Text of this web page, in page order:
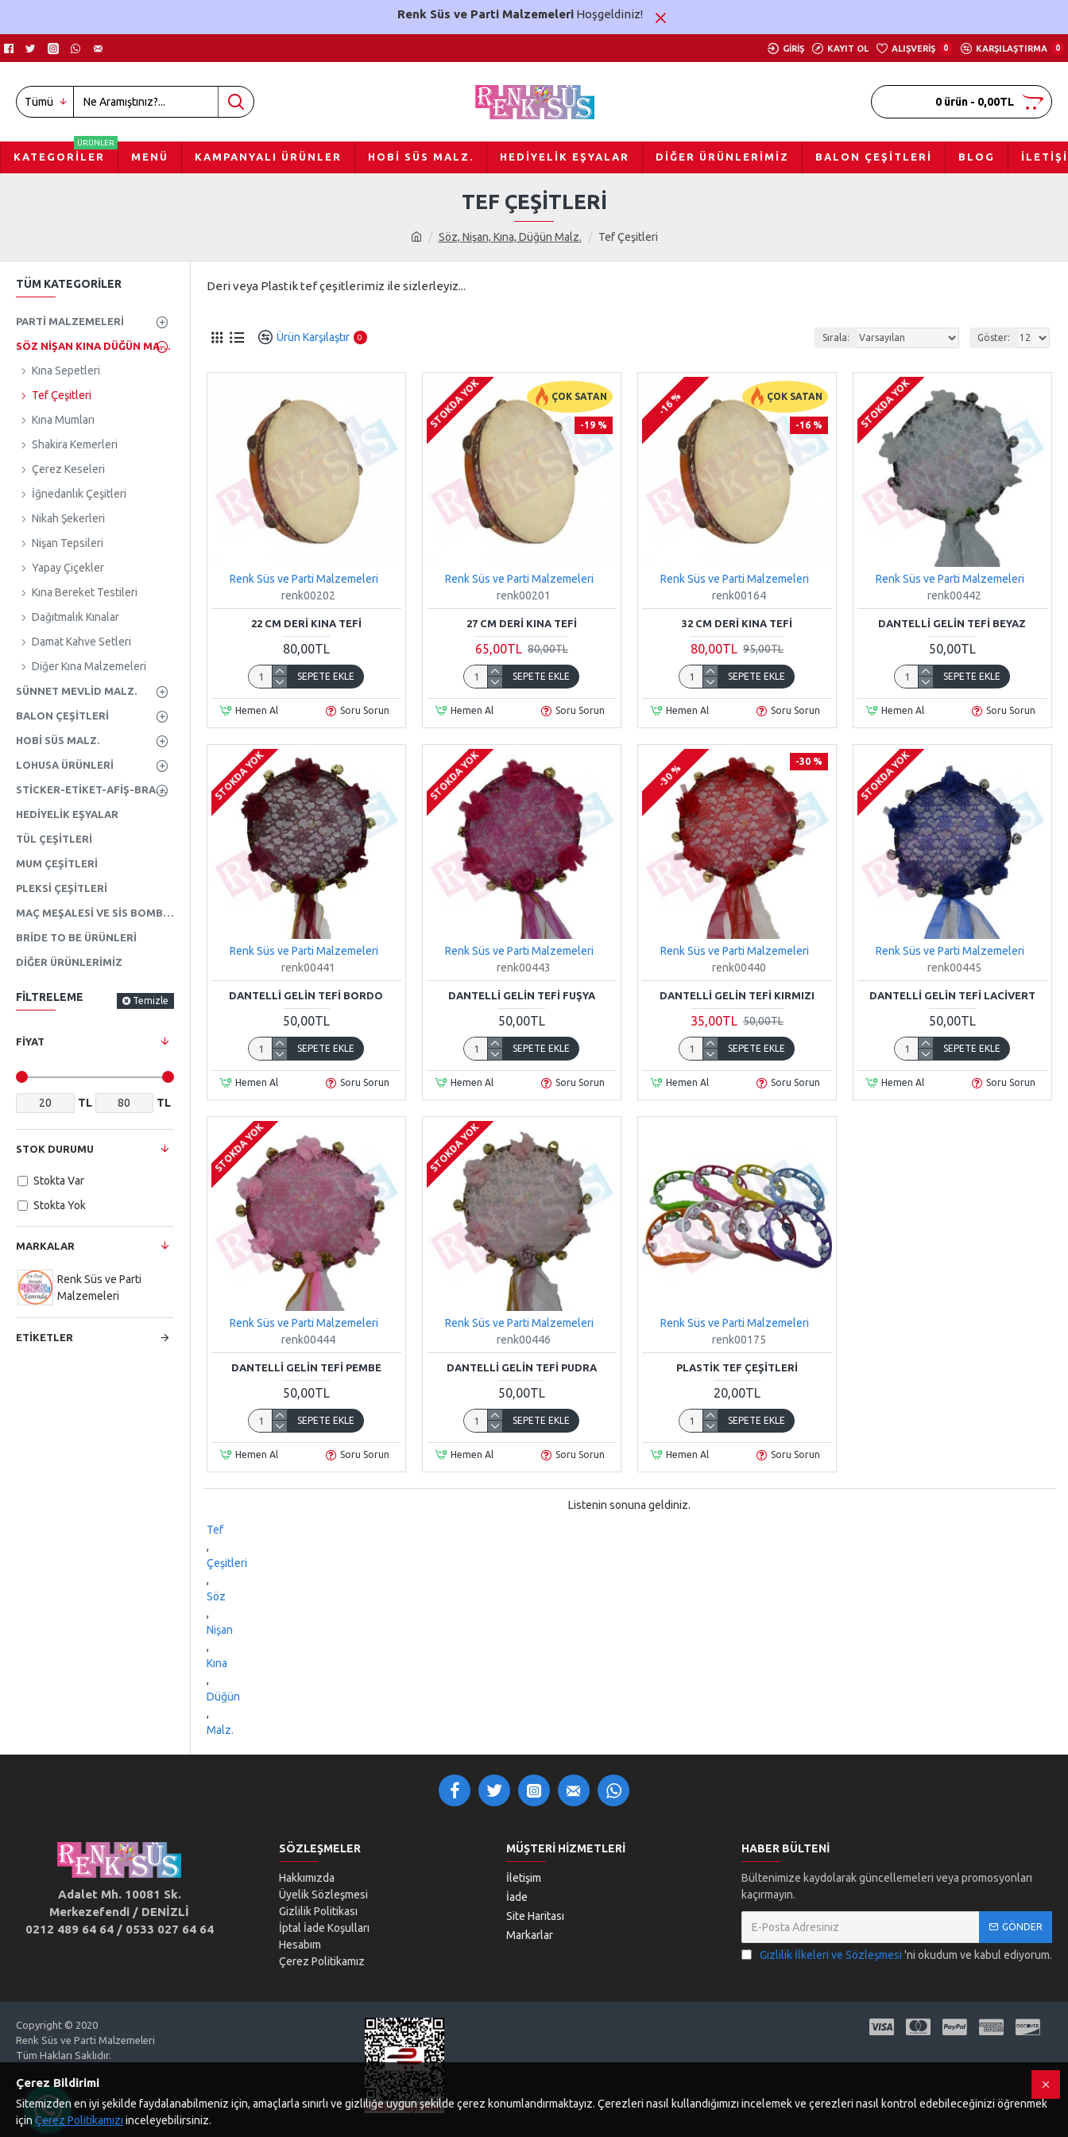
Renk Süs ve Parti MalzemeleriHoşgeldiniz!
GIRIŞ KAYIT OL ALIŞVERIŞ 0 KARŞILAŞTIRMA 0
Tümü 0 ürün - 0,00TL
KATEGORILER
ÜRÜNLER
MENÜ KAMPANYALI ÜRÜNLER HOBI SÜS MALZ. HEDIYELIK EŞYALAR DIĞER ÜRÜNLERIMIZ BALON ÇEŞITLERI BLOG
Söz, Nişan, Kına, Düğün Malz. Tef Çeşitleri
TEF ÇEŞITLERI
TÜM KATEGORILER
PARTI MALZEMELERI
SÖZ NIŞAN KINA DÜĞÜN MALZ.
Kına Sepetleri
Tef Çeşitleri
Kına Mumları
Shakira Kemerleri
Çerez Keseleri
İğnedanlık Çeşitleri
Nikah Şekerleri
Nişan Tepsileri
Yapay Çiçekler
Kına Bereket Testileri
Dağıtmalık Kınalar
Damat Kahve Setleri
Diğer Kına Malzemeleri
SÜNNET MEVLID MALZ.
BALON ÇEŞITLERI
HOBI SÜS MALZ.
LOHUSA ÜRÜNLERI
STICKER-ETIKET-AFIŞ-BRANDA
HEDIYELIK EŞYALAR
TÜL ÇEŞITLERI
MUM ÇEŞITLERI
PLEKSI ÇEŞITLERI
MAÇ MEŞALESI VE SIS BOMBASI
BRIDE TO BE ÜRÜNLERI
DIĞER ÜRÜNLERIMIZ
FILTRELEME Temizle
FIYAT
TL TL
MARKALAR
Renk Süs ve Parti
Malzemeleri
ETIKETLER
STOK DURUMU
Stokta Var
Stokta Yok
Deri veya Plastik tef çeşitlerimiz ile sizlerleyiz...
Ürün Karşılaştır 0 Sırala: Göster:
Renk Süs ve Parti Malzemeleri
renk00202
22 CM DERI KINA TEFI
80,00TL
SEPETE EKLE
Hemen Al Soru Sorun
ÇOK SATAN
-19 %
-19 %
-19 %
STOKDA YOK
Renk Süs ve Parti Malzemeleri
renk00201
27 CM DERI KINA TEFI
65,00TL 80,00TL
SEPETE EKLE
Hemen Al Soru Sorun
ÇOK SATAN
-16 %
-16 %
-16 %
Renk Süs ve Parti Malzemeleri
renk00164
32 CM DERI KINA TEFI
80,00TL 95,00TL
SEPETE EKLE
Hemen Al Soru Sorun
STOKDA YOK
Renk Süs ve Parti Malzemeleri
renk00442
DANTELLI GELIN TEFI BEYAZ
50,00TL
SEPETE EKLE
Hemen Al Soru Sorun
STOKDA YOK
Renk Süs ve Parti Malzemeleri
renk00441
DANTELLI GELIN TEFI BORDO
50,00TL
SEPETE EKLE
Hemen Al Soru Sorun
STOKDA YOK
Renk Süs ve Parti Malzemeleri
renk00443
DANTELLI GELIN TEFI FUŞYA
50,00TL
SEPETE EKLE
Hemen Al Soru Sorun
-30 %
-30 %
-30 %
Renk Süs ve Parti Malzemeleri
renk00440
DANTELLI GELIN TEFI KIRMIZI
35,00TL 50,00TL
SEPETE EKLE
Hemen Al Soru Sorun
STOKDA YOK
Renk Süs ve Parti Malzemeleri
renk00445
DANTELLI GELIN TEFI LACIVERT
50,00TL
SEPETE EKLE
Hemen Al Soru Sorun
STOKDA YOK
Renk Süs ve Parti Malzemeleri
renk00444
DANTELLI GELIN TEFI PEMBE
50,00TL
SEPETE EKLE
Hemen Al Soru Sorun
STOKDA YOK
Renk Süs ve Parti Malzemeleri
renk00446
DANTELLI GELIN TEFI PUDRA
50,00TL
SEPETE EKLE
Hemen Al Soru Sorun
Renk Süs ve Parti Malzemeleri
renk00175
PLASTIK TEF ÇEŞITLERI
20,00TL
SEPETE EKLE
Hemen Al Soru Sorun
Listenin sonuna geldiniz.
Tef
,
Çeşitleri
,
Söz
,
Nişan
,
Kına
,
Düğün
,
Malz.
Adalet Mh. 10081 Sk.
Merkezefendi / DENİZLİ
0212 489 64 64 / 0533 027 64 64
SÖZLEŞMELER
Hakkımızda
Üyelik Sözleşmesi
Gizlilik Politikası
İptal İade Koşulları
Hesabım
Çerez Politikamız
MÜŞTERI HIZMETLERI
İletişim
İade
Site Haritası
Markarlar
HABER BÜLTENI
Bültenimize kaydolarak güncellemeleri veya promosyonları
kaçırmayın.
GÖNDER
Gizlilik İlkeleri ve Sözleşmesi 'ni okudum ve kabul ediyorum.
Copyright © 2020
Renk Süs ve Parti Malzemeleri
Tüm Hakları Saklıdır.
Çerez Bildirimi
Sitemizden en iyi şekilde faydalanabilmeniz için, amaçlarla sınırlı ve gizliliğe uygun şekilde çerez konumlandırmaktayız. Çerezleri nasıl kullandığımızı incelemek ve çerezleri nasıl kontrol edebileceğinizi öğrenmek
içinÇerez Politikamızı inceleyebilirsiniz.